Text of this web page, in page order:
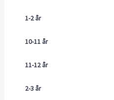
1-2 år
10-11 år
11-12 år
2-3 år